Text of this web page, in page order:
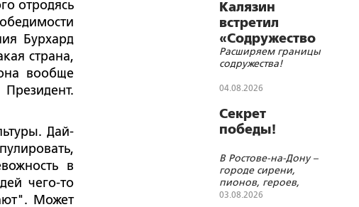
отродясь
Бурхард
страна,
вообще
Дай-
в
чего-то
Может
Калязин
встретил
«Содружество
православной
молодёжи»
Расширяем границы
содружества!
04.08.2026
Секрет
победы!
В Ростове-на-Дону –
городе сирени,
пионов, героев,
молитв и красоты
03.08.2026